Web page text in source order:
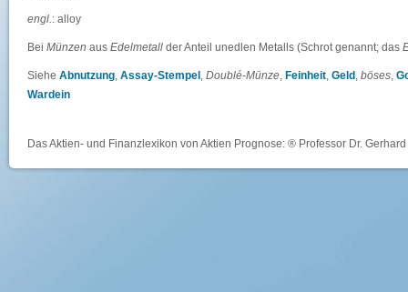
engl.: alloy
Bei Münzen aus Edelmetall der Anteil unedlen Metalls (Schrot genannt; das
Siehe Abnutzung, Assay-Stempel , Doublé-Münze, Feinheit, Geld , böses,
Wardein
Das Aktien- und Finanzlexikon von Aktien Prognose: ® Professor Dr.